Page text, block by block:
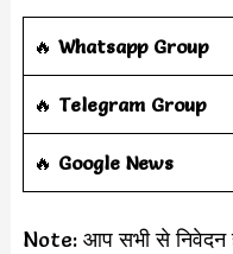
‎️‍🔥 Whatsapp Group
‎️‍🔥 Telegram Group
️‍🔥 Google News
Note: आप सभी से निवेदन